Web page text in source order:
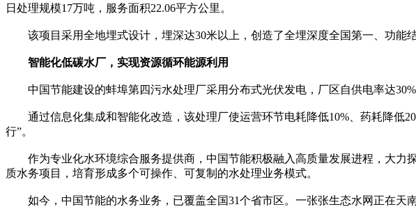
日处理规模17万吨，服务面积22.06平方公里。
该项目采用全地埋式设计，埋深达30米以上，创造了全埋深度全国第一、功能
智能化低碳水厂，实现资源循环能源利用
中国节能建设的蚌埠第四污水处理厂采用分布式光伏发电，厂区自供电率达30%
通过信息化集成和智能化改造，该处理厂使运营环节电耗降低10%、药耗降低
行”。
作为专业化水环境综合服务提供商，中国节能积极融入高质量发展进程，大力
质水务项目，培育形成多个可操作、可复制的水处理业务模式。
如今，中国节能的水务业务，已覆盖全国31个省市区。一张张生态水网正在天